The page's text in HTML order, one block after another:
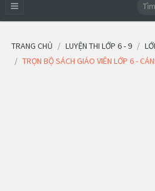
TRANG CHỦ LUYỆN THI LỚP 6 - 9
TRỌN BỘ SÁCH GIÁO VIÊN LỚP 6 -